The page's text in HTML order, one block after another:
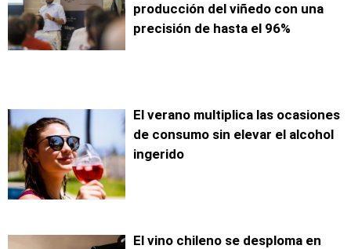
producción del viñedo con una
precisión de hasta el 96%
El verano multiplica las ocasiones
de consumo sin elevar el alcohol
ingerido
El vino chileno se desploma en